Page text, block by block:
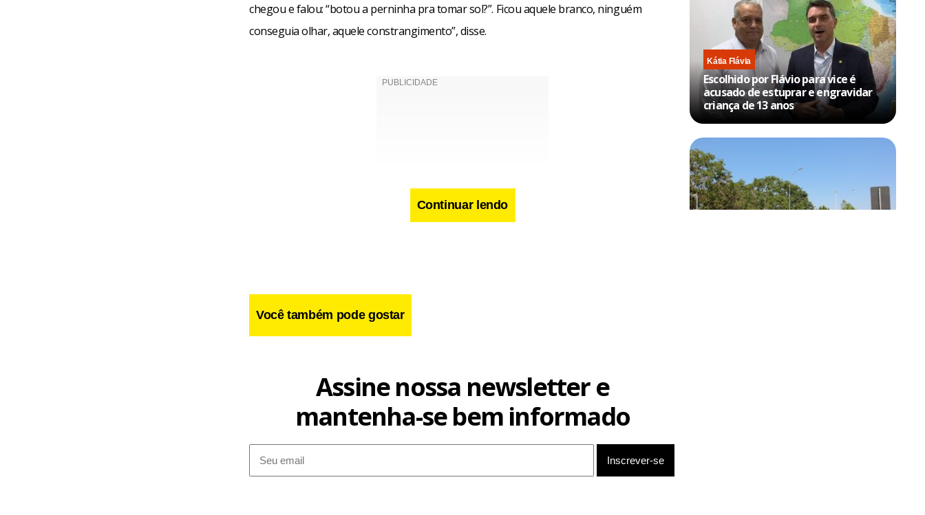
chegou e falou: “botou a perninha pra tomar sol?”. Ficou aquele branco, ninguém
conseguia olhar, aquele constrangimento”, disse.
Facebook
WhatsApp
LinkedIn
Twitter
X
Continuar lendo
Você também pode gostar
Kátia Flávia
Escolhido por Flávio para vice é
acusado de estuprar e engravidar
criança de 13 anos
Assine nossa newsletter e
mantenha-se bem informado